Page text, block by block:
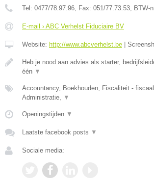
Tel: 0477/78.97.96 , Fax: 051/77.73.53 , BTW-
E-mail › ABC Verhelst Fiduciaire BV
Website: http://www.abcverhelst.be |
Heb je nood aan advies als starter,
één ▼
Accountancy, Boekhouden, Fiscaliteit - fiscaal
Administratie,
▼
Openingstijden ▼
Laatste facebook posts ▼
Sociale media: